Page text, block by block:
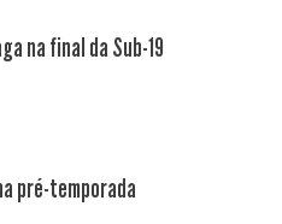
na final da Sub-19
pré-temporada